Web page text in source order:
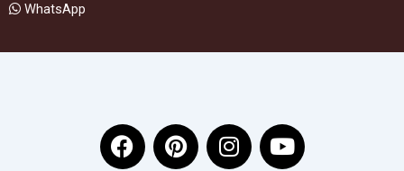
WhatsApp
F
a
P
i
I
n
Y
o